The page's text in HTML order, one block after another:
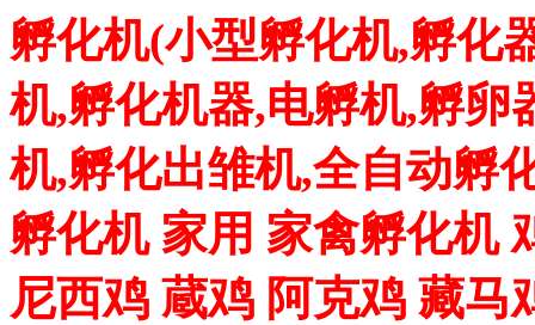
孵化机(小型孵化机,孵化
机,孵化机器,电孵机,孵卵
机,孵化出雏机,全自动孵
孵化机 家用 家禽孵化机
尼西鸡 蔵鸡 阿克鸡 藏马